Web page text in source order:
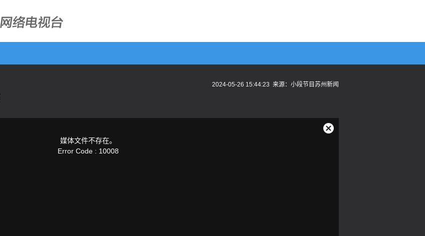
2024-05-26 15:44:23 来源： 小段节目苏州新闻
媒体文件不存在。
Error Code : 10008
关